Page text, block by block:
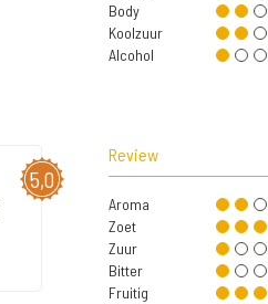
Body
Koolzuur
Alcohol
5,0
Review
Aroma
Zoet
Zuur
Bitter
Fruitig